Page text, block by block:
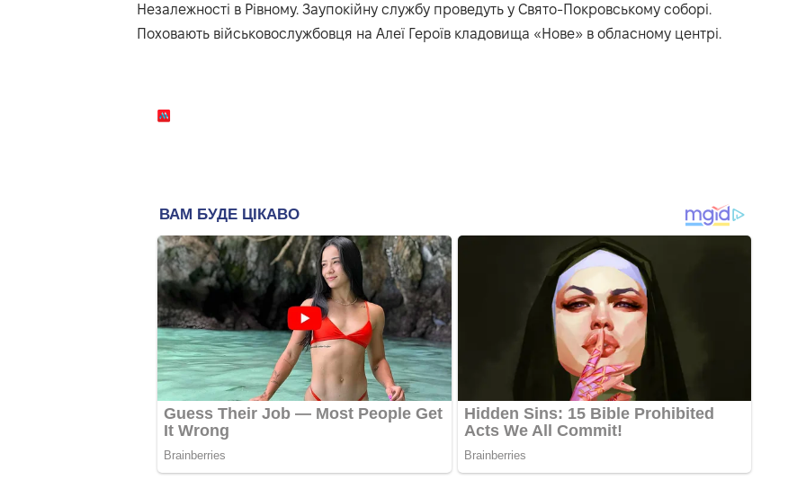
Незалежності в Рівному. Заупокійну службу проведуть у Свято-Покровському соборі.
Поховають військовослужбовця на Алеї Героїв кладовища «Нове» в обласному центрі.